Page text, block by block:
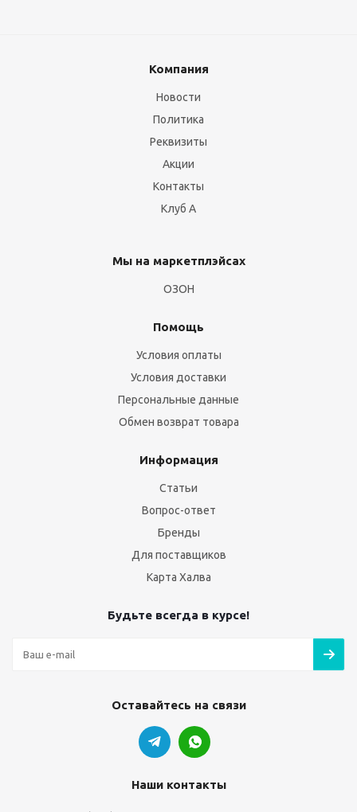
Компания
Новости
Политика
Реквизиты
Акции
Контакты
Клуб А
Мы на маркетплэйсах
ОЗОН
Помощь
Условия оплаты
Условия доставки
Персональные данные
Обмен возврат товара
Информация
Статьи
Вопрос-ответ
Бренды
Для поставщиков
Карта Халва
Будьте всегда в курсе!
Оставайтесь на связи
Наши контакты